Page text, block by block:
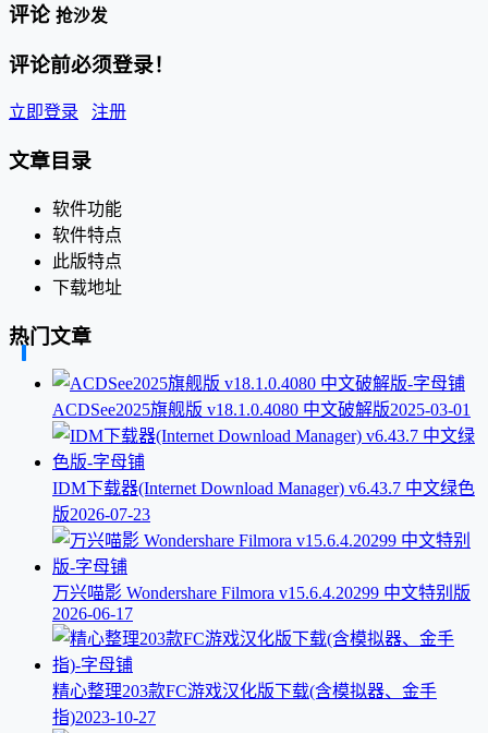
评论 抢沙发
评论前必须登录！
立即登录 注册
文章目录
软件功能
软件特点
此版特点
下载地址
热门文章
ACDSee2025旗舰版 v18.1.0.4080 中文破解版2025-03-01
IDM下载器(Internet Download Manager) v6.43.7 中文绿色
版2026-07-23
万兴喵影 Wondershare Filmora v15.6.4.20299 中文特别版
2026-06-17
精心整理203款FC游戏汉化版下载(含模拟器、金手
指)2023-10-27